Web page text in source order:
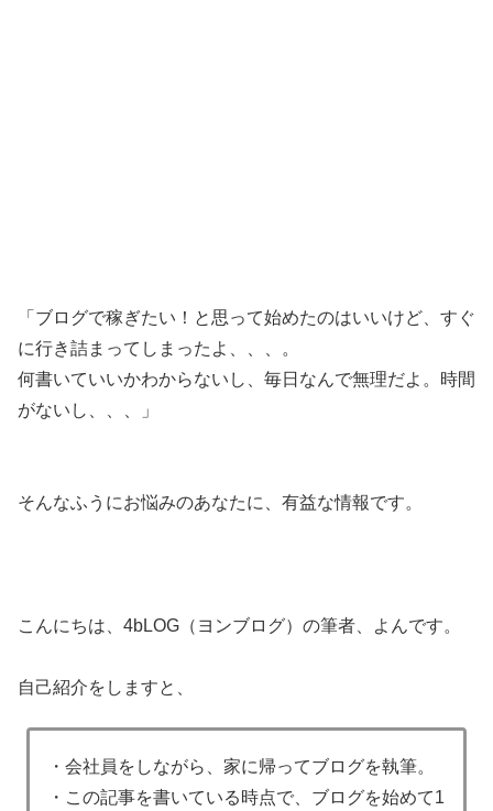
「ブログで稼ぎたい！と思って始めたのはいいけど、すぐ
に行き詰まってしまったよ、、、。
何書いていいかわからないし、毎日なんで無理だよ。時間
がないし、、、」
そんなふうにお悩みのあなたに、有益な情報です。
こんにちは、4bLOG（ヨンブログ）の筆者、よんです。
自己紹介をしますと、
・会社員をしながら、家に帰ってブログを執筆。
・この記事を書いている時点で、ブログを始めて1